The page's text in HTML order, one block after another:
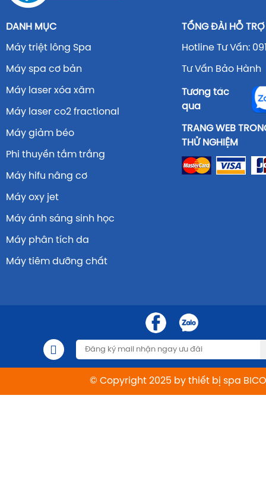
DANH MỤC
Máy triệt lông Spa
Máy spa cơ bản
Máy laser xóa xăm
Máy laser co2 fractional
Máy giảm béo
Phi thuyền tắm trắng
Máy hifu nâng cơ
Máy oxy jet
Máy ánh sáng sinh học
Máy phân tích da
Máy tiêm dưỡng chất
TỔNG ĐÀI HỖ TRỢ
Hotline Tư Vấn:
Tư Vấn Bảo Hành
Tương tác
qua
TRANG WEB
THỬ NGHIỆM
© Copyright 2025 by thiết bị spa BICO